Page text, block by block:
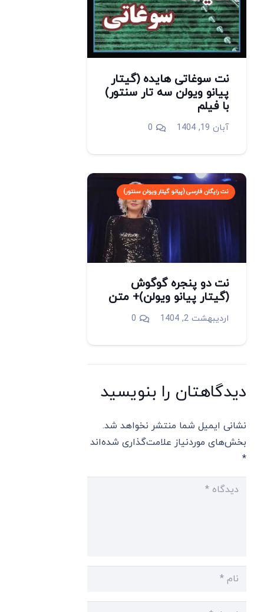
نت سوغاتی هایده (گیتار
پیانو ویولن سه تار سنتور)
با فیلم
آبان 19, 1404 0
نت رایگان فارسی (پیانو گیتار ویولن سنتور)
نت دو پنجره گوگوش
(گیتار پیانو ویولن)+ متن
اردیبهشت 2, 1404 0
دیدگاهتان را بنویسید
نشانی ایمیل شما منتشر نخواهد شد.
بخش‌های موردنیاز علامت‌گذاری شده‌اند
*